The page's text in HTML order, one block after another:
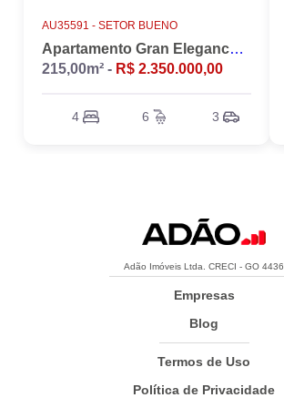
AU35591 - SETOR BUENO
Apartamento Gran Elegance - 4 suites + Home Office
215,00m² - R$ 2.350.000,00
4 6 3
Adão Imóveis Ltda. CRECI - GO 4436
Empresas
Blog
Termos de Uso
Política de Privacidade